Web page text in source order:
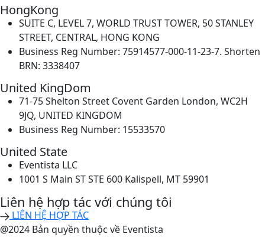
HongKong
SUITE C, LEVEL 7, WORLD TRUST TOWER, 50 STANLEY
STREET, CENTRAL, HONG KONG
Business Reg Number: 75914577-000-11-23-7. Shorten
BRN: 3338407
United KingDom
71-75 Shelton Street Covent Garden London, WC2H
9JQ, UNITED KINGDOM
Business Reg Number: 15533570
United State
Eventista LLC
1001 S Main ST STE 600 Kalispell, MT 59901
Liên hệ hợp tác với chúng tôi
LIÊN HỆ HỢP TÁC
@2024 Bản quyền thuộc về Eventista